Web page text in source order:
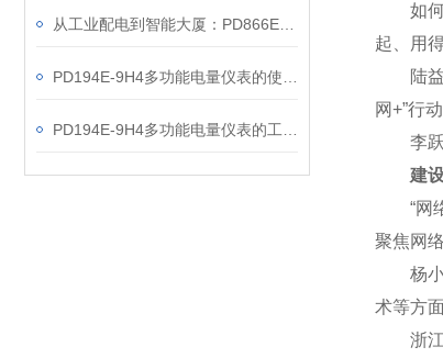
如何实
起、用
陆益民
网+”行
李跃强
建设
“网络
聚焦网
杨小伟
术等方
浙江远